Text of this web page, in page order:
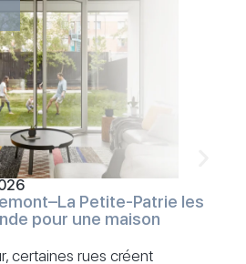
Petite-Patrie les
pour une maison
certaines rues créent